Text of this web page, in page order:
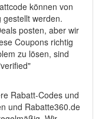
können von
gestellt werden.
posten, aber wir
Coupons richtig
zu lösen, sind
Rabatt-Codes und
und Rabatte360.de